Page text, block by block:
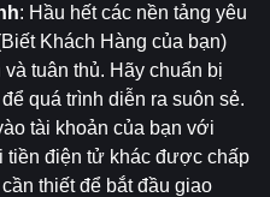
: Hầu hết các nền tảng yêu
Khách Hàng của bạn)
tuân thủ. Hãy chuẩn bị
quá trình diễn ra suôn sẻ.
tài khoản của bạn với
tiền điện tử khác được chấp
thiết để bắt đầu giao